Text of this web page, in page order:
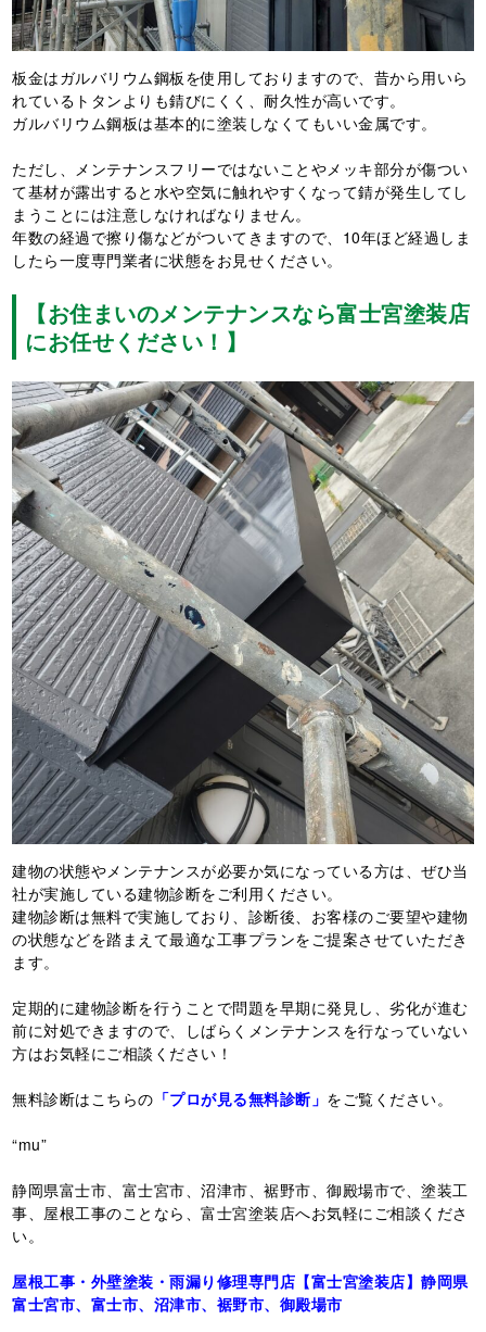
板金はガルバリウム鋼板を使用しておりますので、昔から用いら
れているトタンよりも錆びにくく、耐久性が高いです。
ガルバリウム鋼板は基本的に塗装しなくてもいい金属です。
ただし、メンテナンスフリーではないことやメッキ部分が傷つい
て基材が露出すると水や空気に触れやすくなって錆が発生してし
まうことには注意しなければなりません。
年数の経過で擦り傷などがついてきますので、10年ほど経過しま
したら一度専門業者に状態をお見せください。
【お住まいのメンテナンスなら富士宮塗装店
にお任せください！】
建物の状態やメンテナンスが必要か気になっている方は、ぜひ当
社が実施している建物診断をご利用ください。
建物診断は無料で実施しており、診断後、お客様のご要望や建物
の状態などを踏まえて最適な工事プランをご提案させていただき
ます。
定期的に建物診断を行うことで問題を早期に発見し、劣化が進む
前に対処できますので、しばらくメンテナンスを行なっていない
方はお気軽にご相談ください！
無料診断はこちらの 「プロが見る無料診断」 をご覧ください。
“mu”
静岡県富士市、富士宮市、沼津市、裾野市、御殿場市で、塗装工
事、屋根工事のことなら、富士宮塗装店へお気軽にご相談くださ
い。
屋根工事・外壁塗装・雨漏り修理専門店【富士宮塗装店】静岡県
富士宮市、富士市、沼津市、裾野市、御殿場市